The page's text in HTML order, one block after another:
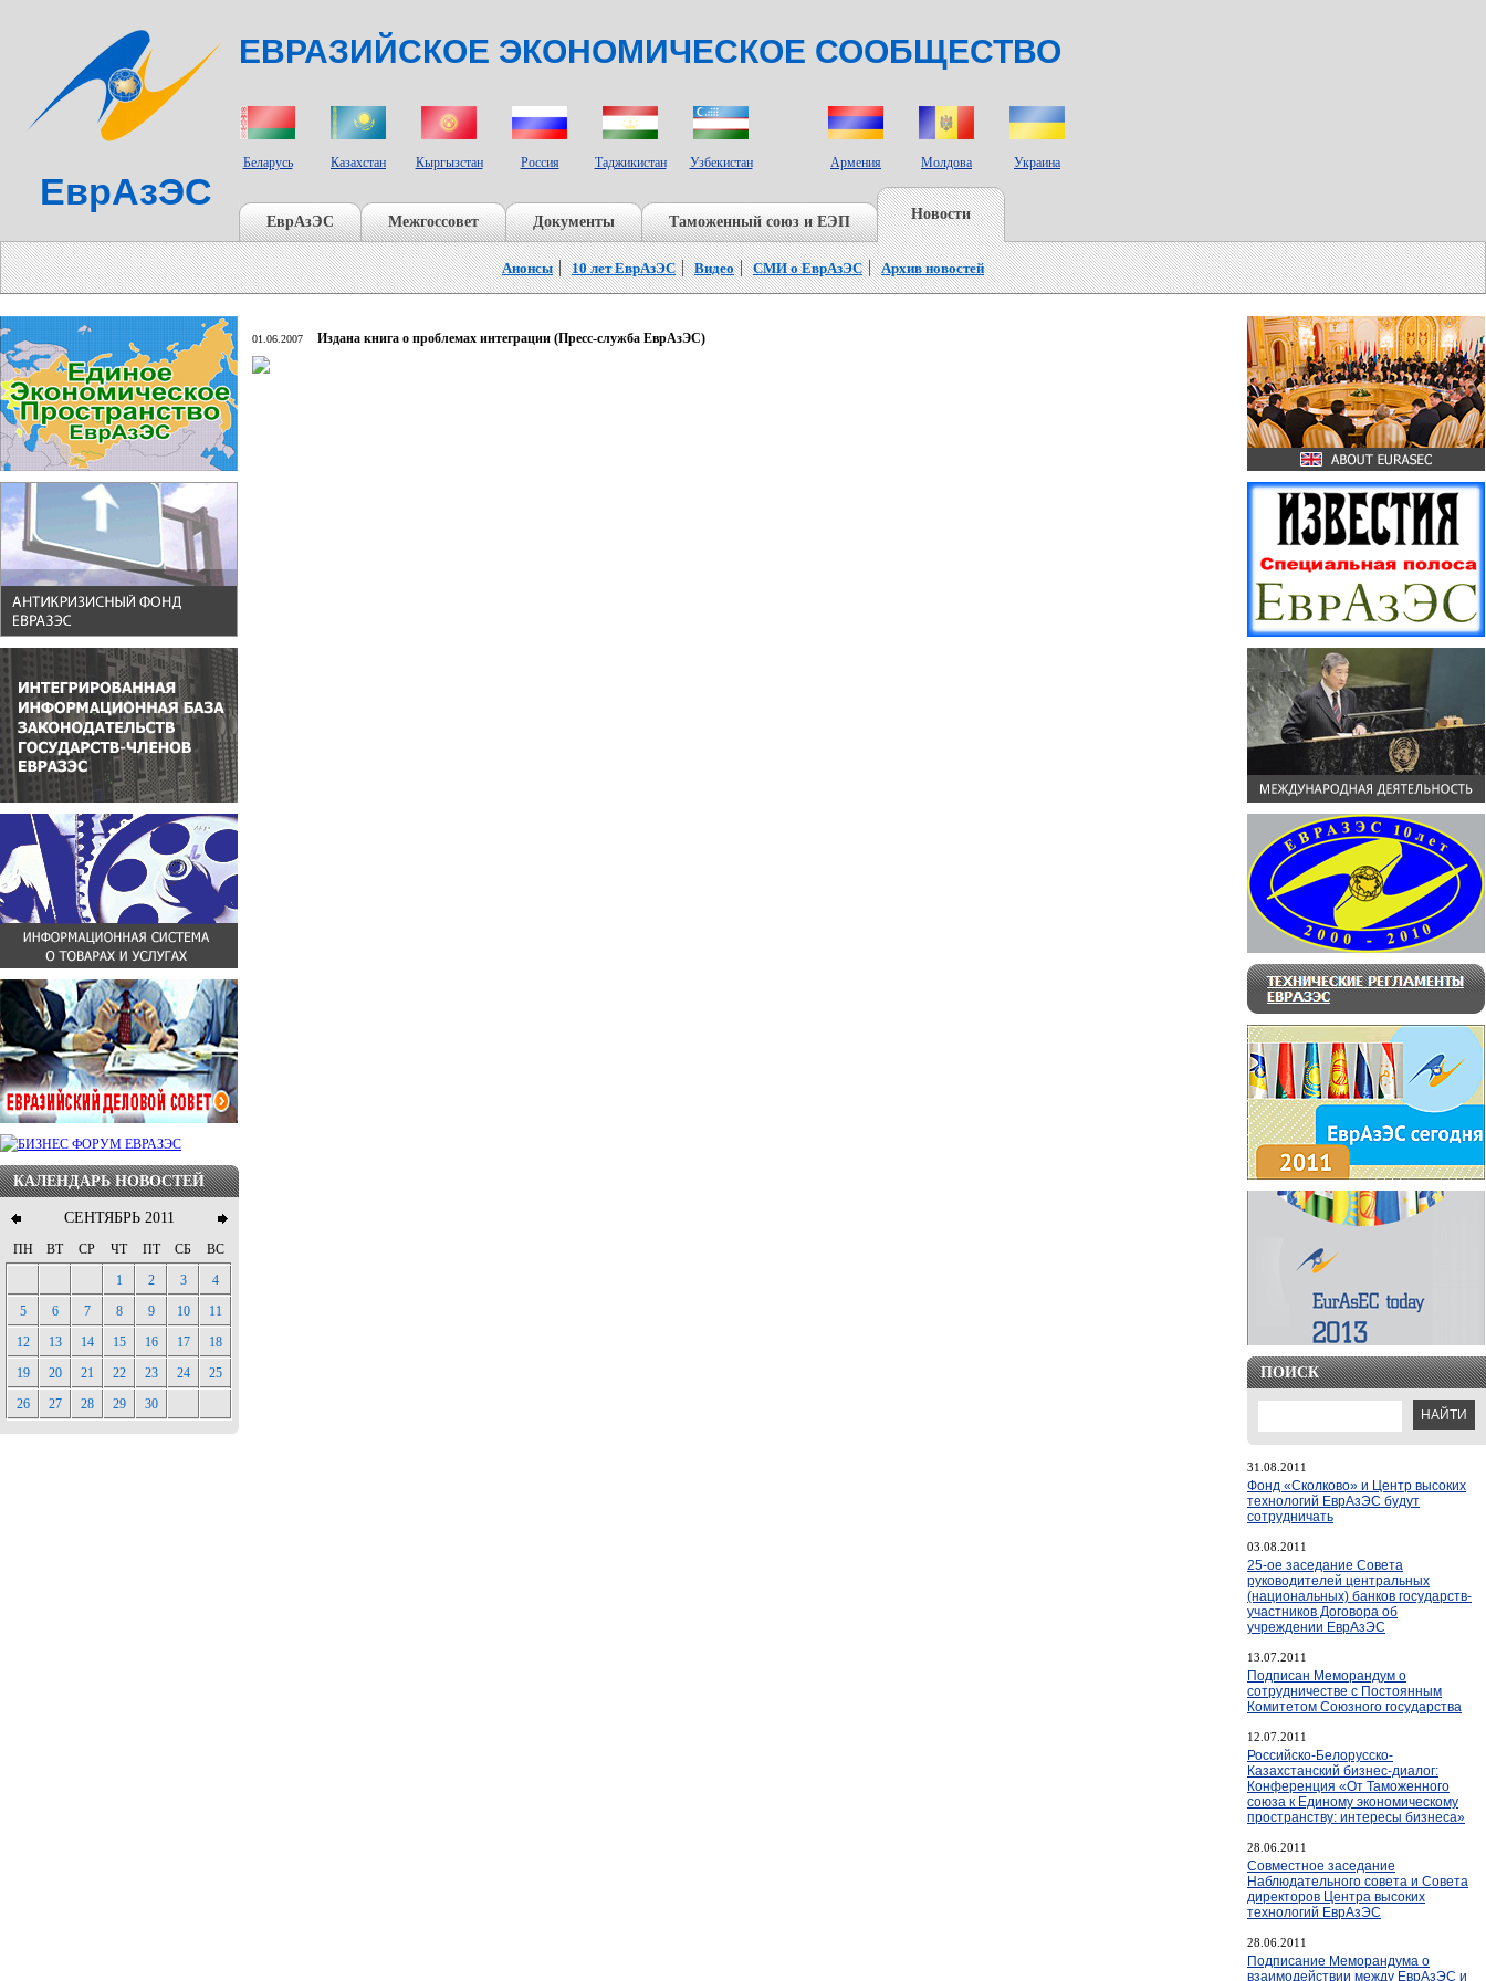
ЕВРАЗИЙСКОЕ ЭКОНОМИЧЕСКОЕ СООБЩЕСТВО
ЕврАзЭС
Беларусь Казахстан Кыргызстан Россия Таджикистан Узбекистан Армения Молдова Украина
ЕврАзЭС Межгоссовет Документы Таможенный союз и ЕЭП Новости
Анонсы 10 лет ЕврАзЭС Видео СМИ о ЕврАзЭС Архив новостей
КАЛЕНДАРЬ НОВОСТЕЙ
СЕНТЯБРЬ 2011
ПН ВТ СР ЧТ ПТ СБ
ВС
1
2 3
4
5
6 7 8 9 10
11
12
13 14 15 16 17
18
19
20 21 22 23 24
25
26
27 28 29 30
01.06.2007 Издана книга о проблемах интеграции (Пресс-служба ЕврАзЭС)
ПОИСК
31.08.2011
Фонд «Сколково» и Центр высоких
технологий ЕврАзЭС будут
сотрудничать
03.08.2011
25-ое заседание Совета
руководителей центральных
(национальных) банков государств-
участников Договора об
учреждении ЕврАзЭС
13.07.2011
Подписан Меморандум о
сотрудничестве с Постоянным
Комитетом Союзного государства
12.07.2011
Российско-Белорусско-
Казахстанский бизнес-диалог:
Конференция «От Таможенного
союза к Единому экономическому
пространству: интересы бизнеса»
28.06.2011
Cовместное заседание
Наблюдательного совета и Совета
директоров Центра высоких
технологий ЕврАзЭС
28.06.2011
Подписание Меморандума о
взаимодействии между ЕврАзЭС и